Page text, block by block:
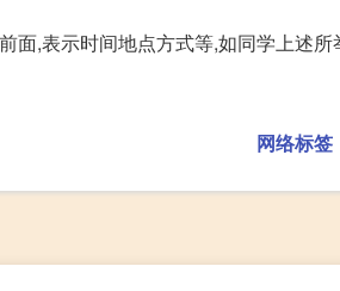
面,表示时间地点方式等,如同学上述
网络标签